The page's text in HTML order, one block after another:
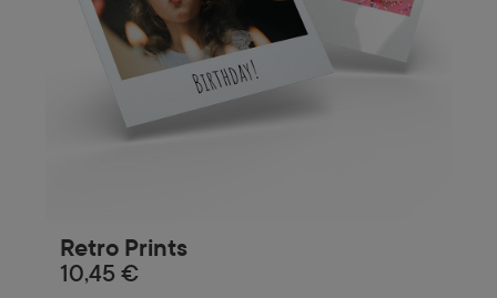
Retro Prints
10,45 €